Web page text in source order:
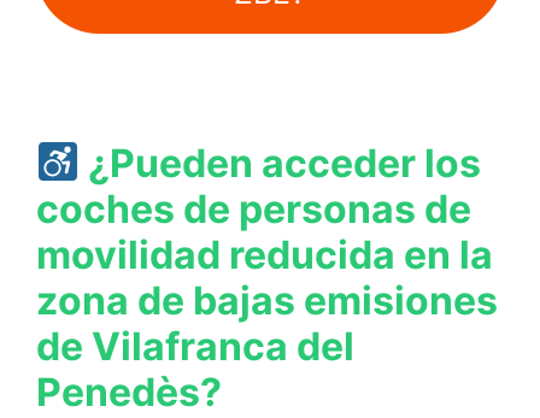
¿Pueden acceder los
coches de personas de
movilidad reducida en la
zona de bajas emisiones
de Vilafranca del
Penedès?